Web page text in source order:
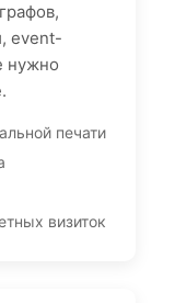
event-
нужно
печати
визиток